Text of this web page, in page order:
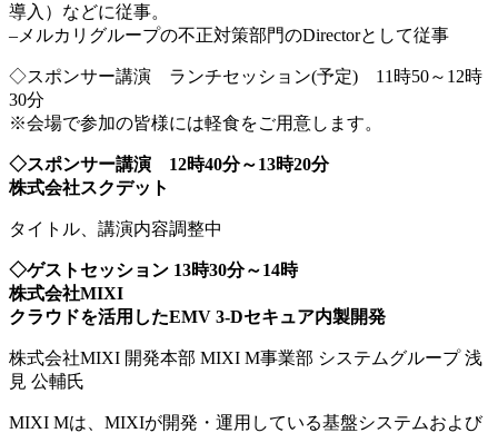
導入）などに従事。
– メルカリ グループの不正対策部門のDirectorとして従事
◇スポンサー講演 ランチセッション(予定) 11時50～12時
30分
※会場で参加の皆様には軽食をご用意します。
◇スポンサー講演 12時40分～13時20分
株式会社スクデット
タイトル、講演内容調整中
◇ゲストセッション 13時30分～14時
株式会社MIXI
クラウドを活用したEMV 3-Dセキュア内製開発
株式会社MIXI 開発本部 MIXI M事業部 システムグループ 浅
見 公輔氏
MIXI Mは、MIXIが開発・運用している基盤システムおよび